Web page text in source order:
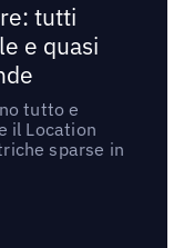
tutti
e quasi
tutto e
il Location
sparse in